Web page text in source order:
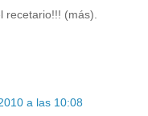
recetario!!! (más).
a las 10:08